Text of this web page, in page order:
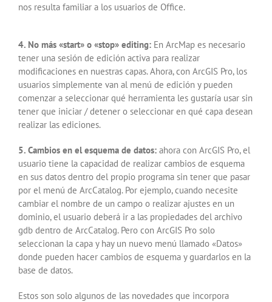
nos resulta familiar a los usuarios de Office.
4. No más «start» o «stop» editing: En ArcMap es necesario
tener una sesión de edición activa para realizar
modificaciones en nuestras capas. Ahora, con ArcGIS Pro, los
usuarios simplemente van al menú de edición y pueden
comenzar a seleccionar qué herramienta les gustaría usar sin
tener que iniciar / detener o seleccionar en qué capa desean
realizar las ediciones.
5. Cambios en el esquema de datos: ahora con ArcGIS Pro, el
usuario tiene la capacidad de realizar cambios de esquema
en sus datos dentro del propio programa sin tener que pasar
por el menú de ArcCatalog. Por ejemplo, cuando necesite
cambiar el nombre de un campo o realizar ajustes en un
dominio, el usuario deberá ir a las propiedades del archivo
gdb dentro de ArcCatalog. Pero con ArcGIS Pro solo
seleccionan la capa y hay un nuevo menú llamado «Datos»
donde pueden hacer cambios de esquema y guardarlos en la
base de datos.
Estos son solo algunos de las novedades que incorpora